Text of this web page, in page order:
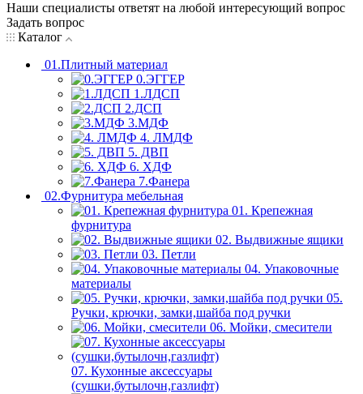
Наши специалисты ответят на любой интересующий вопрос
Задать вопрос
Каталог
01.Плитный материал
0.ЭГГЕР
1.ЛДСП
2.ДСП
3.МДФ
4. ЛМДФ
5. ДВП
6. ХДФ
7.Фанера
02.Фурнитура мебельная
01. Крепежная
фурнитура
02. Выдвижные ящики
03. Петли
04. Упаковочные
материалы
05.
Ручки, крючки, замки,шайба под ручки
06. Мойки, смесители
07. Кухонные аксессуары
(сушки,бутылочн,газлифт)